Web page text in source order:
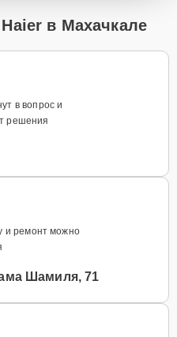
в Махачкале
в вопрос и
решения
и ремонт можно
Шамиля, 71